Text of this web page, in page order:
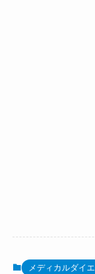
メディカルダイ